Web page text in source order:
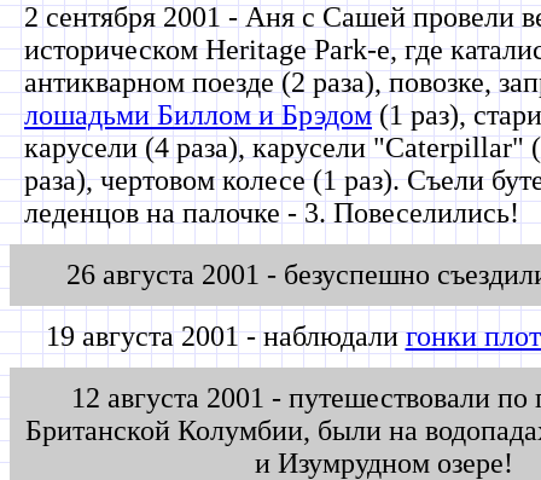
2 сентября 2001 - Аня с Сашей провели
историческом Heritage Park-е, где
антикварном поезде (2 раза), повозке,
лошадьми Биллом и Брэдом(1 раз),
карусели (4 раза), карусели "Caterpillar"
раза), чертовом колесе (1 раз). Съели
леденцов на палочке - 3. Повеселились!
26 августа 2001 - безуспешно
19 августа 2001 - наблюдалигонки
12 августа 2001 - путешествовали
Британской Колумбии, были на
и Изумрудном озере!